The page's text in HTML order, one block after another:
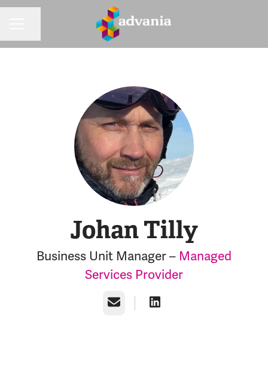
Johan Tilly
Business Unit Manager – Managed
Services Provider
E-post